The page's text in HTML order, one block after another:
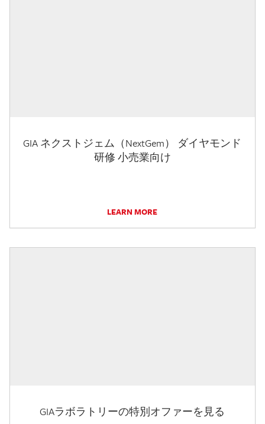
GIA ネクストジェム（NextGem） ダイヤモンド
研修 小売業向け
LEARN MORE
GIAラボラトリーの特別オファーを見る